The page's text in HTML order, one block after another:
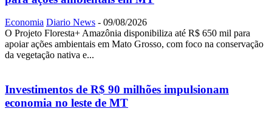
Economia Diario News - 09/08/2026
O Projeto Floresta+ Amazônia disponibiliza até R$ 650 mil para
apoiar ações ambientais em Mato Grosso, com foco na conservação
da vegetação nativa e...
Investimentos de R$ 90 milhões impulsionam
economia no leste de MT